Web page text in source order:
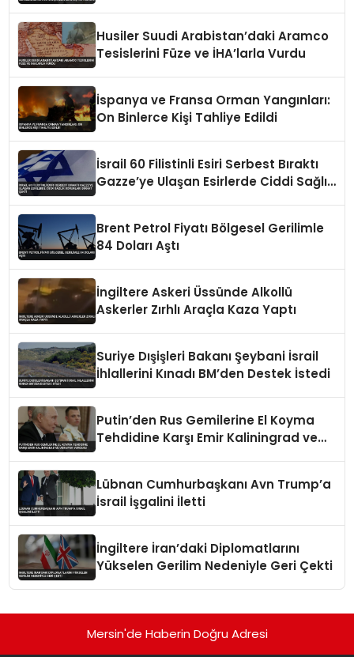
Husiler Suudi Arabistan’daki Aramco
Tesislerini Füze ve İHA’larla Vurdu
İspanya ve Fransa Orman Yangınları:
On Binlerce Kişi Tahliye Edildi
İsrail 60 Filistinli Esiri Serbest Bıraktı
Gazze’ye Ulaşan Esirlerde Ciddi Sağlık
Brent Petrol Fiyatı Bölgesel Gerilimle
84 Doları Aştı
İngiltere Askeri Üssünde Alkollü
Askerler Zırhlı Araçla Kaza Yaptı
Suriye Dışişleri Bakanı Şeybani İsrail
İhlallerini Kınadı BM’den Destek İstedi
Putin’den Rus Gemilerine El Koyma
Tehdidine Karşı Emir Kaliningrad ve
Lübnan Cumhurbaşkanı Avn Trump’a
İsrail İşgalini İletti
İngiltere İran’daki Diplomatlarını
Yükselen Gerilim Nedeniyle Geri Çekti
Mersin'de Haberin Doğru Adresi